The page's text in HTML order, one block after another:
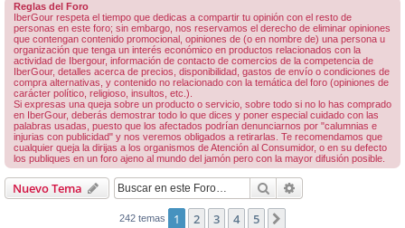
Reglas del Foro
IberGour respeta el tiempo que dedicas a compartir tu opinión con el resto de
personas en este foro; sin embargo, nos reservamos el derecho de eliminar opiniones
que contengan contenido promocional, opiniones de (o en nombre de) una persona u
organización que tenga un interés económico en productos relacionados con la
actividad de Ibergour, información de contacto de comercios de la competencia de
IberGour, detalles acerca de precios, disponibilidad, gastos de envío o condiciones de
compra alternativas, y contenido no relacionado con la temática del foro (opiniones de
carácter político, religioso, insultos, etc.).
Si expresas una queja sobre un producto o servicio, sobre todo si no lo has comprado
en IberGour, deberás demostrar todo lo que dices y poner especial cuidado con las
palabras usadas, puesto que los afectados podrían denunciarnos por "calumnias e
injurias con publicidad" y nos veremos obligados a retirarlas. Te recomendamos que
cualquier queja la dirijas a los organismos de Atención al Consumidor, o en su defecto
los publiques en un foro ajeno al mundo del jamón pero con la mayor difusión posible.
Nuevo Tema Buscar
242 temas 1 2 3 4 5